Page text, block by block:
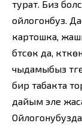
турат. Биз
ойлогонбуз.
картошка,
бүтсөк да,
чыдамыбыз
бир табакта
дайым эле